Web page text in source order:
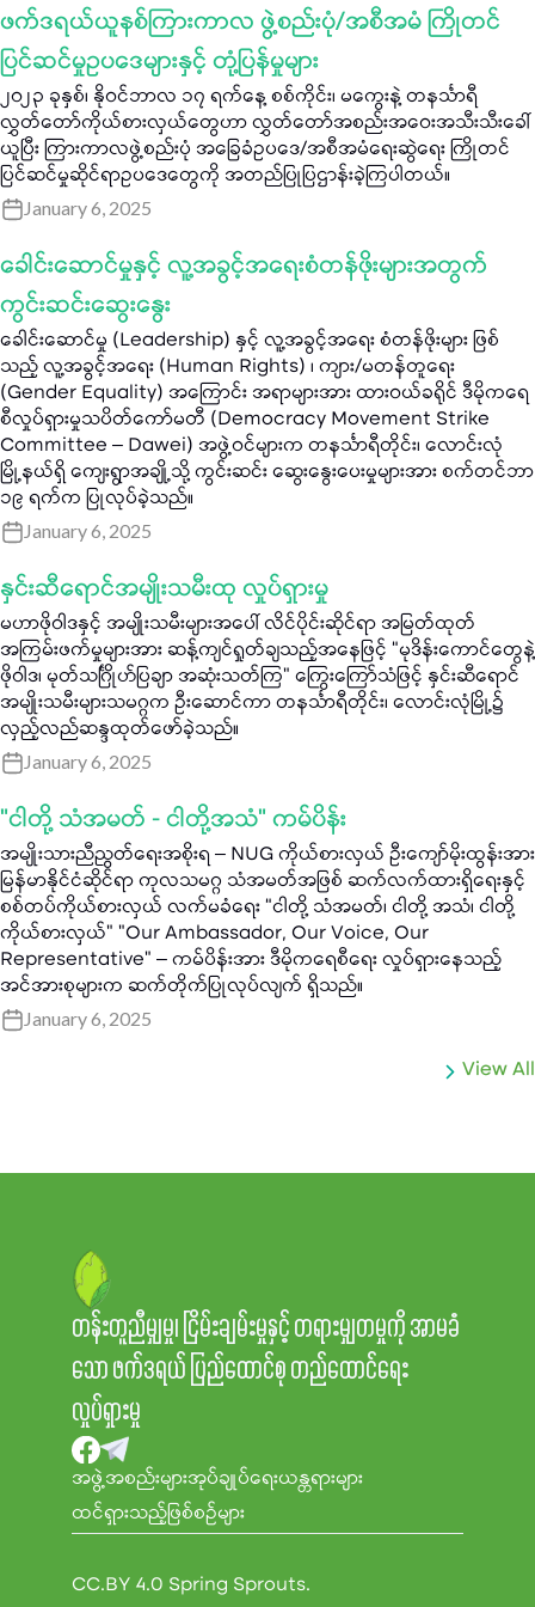
ဖက်ဒရယ်ယူနစ်ကြားကာလ ဖွဲ့စည်းပုံ/အစီအမံ ကြိုတင်
ပြင်ဆင်မှုဥပဒေများနှင့် တုံ့ပြန်မှုများ
၂၀၂၃ ခုနှစ်၊ နိုဝင်ဘာလ ၁၇ ရက်နေ့ စစ်ကိုင်း၊ မကွေးနဲ့ တနင်္သာရီ
လွှတ်တော်ကိုယ်စားလှယ်တွေဟာ လွှတ်တော်အစည်းအဝေးအသီးသီးခေါ်
ယူပြီး ကြားကာလဖွဲ့စည်းပုံ အခြေခံဥပဒေ/အစီအမံရေးဆွဲရေး ကြိုတင်
ပြင်ဆင်မှုဆိုင်ရာဥပဒေတွေကို အတည်ပြုပြဌာန်းခဲ့ကြပါတယ်။
January 6, 2025
ခေါင်းဆောင်မှုနှင့် လူ့အခွင့်အရေးစံတန်ဖိုးများအတွက်
ကွင်းဆင်းဆွေးနွေး
ခေါင်းဆောင်မှု (Leadership) နှင့် လူ့အခွင့်အရေး စံတန်ဖိုးများ ဖြစ်
သည့် လူ့အခွင့်အရေး (Human Rights) ၊ ကျား/မတန်တူရေး
(Gender Equality) အကြောင်း အရာများအား ထားဝယ်ခရိုင် ဒီမိုကရေ
စီလှုပ်ရှားမှုသပိတ်ကော်မတီ (Democracy Movement Strike
Committee – Dawei) အဖွဲ့ဝင်များက တနင်္သာရီတိုင်း၊ လောင်းလုံ
မြို့နယ်ရှိ ကျေးရွာအချို့သို့ ကွင်းဆင်း ဆွေးနွေးပေးမှုများအား စက်တင်ဘာ
၁၉ ရက်က ပြုလုပ်ခဲ့သည်။
January 6, 2025
နှင်းဆီရောင်အမျိုးသမီးထု လှုပ်ရှားမှု
မဟာဖိုဝါဒနှင့် အမျိုးသမီးများအပေါ် လိင်ပိုင်းဆိုင်ရာ အမြတ်ထုတ်
အကြမ်းဖက်မှုများအား ဆန့်ကျင်ရှုတ်ချသည့်အနေဖြင့် “မုဒိန်းကောင်တွေနဲ့
ဖိုဝါဒ၊ မုတ်သင်္ဂြိုဟ်ပြချာ အဆုံးသတ်ကြ" ကြွေးကြော်သံဖြင့် နှင်းဆီရောင်
အမျိုးသမီးများသမဂ္ဂက ဦးဆောင်ကာ တနင်္သာရီတိုင်း၊ လောင်းလုံမြို့၌
လှည့်လည်ဆန္ဒထုတ်ဖော်ခဲ့သည်။
January 6, 2025
"ငါတို့ သံအမတ် - ငါတို့အသံ" ကမ်ပိန်း
အမျိုးသားညီညွတ်ရေးအစိုးရ – NUG ကိုယ်စားလှယ် ဦးကျော်မိုးထွန်းအား
မြန်မာနိုင်ငံဆိုင်ရာ ကုလသမဂ္ဂ သံအမတ်အဖြစ် ဆက်လက်ထားရှိရေးနှင့်
စစ်တပ်ကိုယ်စားလှယ် လက်မခံရေး “ငါတို့ သံအမတ်၊ ငါတို့ အသံ၊ ငါတို့
ကိုယ်စားလှယ်" "Our Ambassador, Our Voice, Our
Representative” – ကမ်ပိန်းအား ဒီမိုကရေစီရေး လှုပ်ရှားနေသည့်
အင်အားစုများက ဆက်တိုက်ပြုလုပ်လျက် ရှိသည်။
January 6, 2025
View All
တန်းတူညီမျှမှု၊ ငြိမ်းချမ်းမှုနှင့် တရားမျှတမှုကို အာမခံ
သော ဖက်ဒရယ် ပြည်ထောင်စု တည်ထောင်ရေး
လှုပ်ရှားမှု
အုပ်ချုပ်ရေးယန္တရားများ
အဖွဲ့အစည်းများ
ထင်ရှားသည့်ဖြစ်စဉ်များ
CC.BY 4.0 Spring Sprouts.